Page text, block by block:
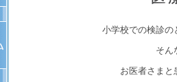
小学校での検診の
そん
お医者さまと